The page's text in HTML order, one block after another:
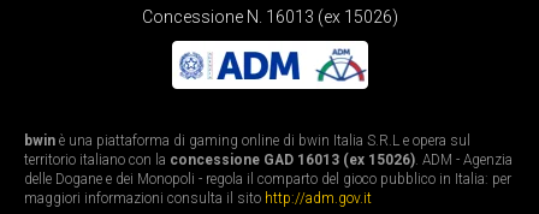
Concessione N. 16013 (ex 15026)
bwin è una piattaforma di gaming online di bwin Italia S.R.L e opera sul
territorio italiano con la concessione GAD 16013 (ex 15026). ADM - Agenzia
delle Dogane e dei Monopoli - regola il comparto del gioco pubblico in Italia: per
maggiori informazioni consulta il sito http://adm.gov.it